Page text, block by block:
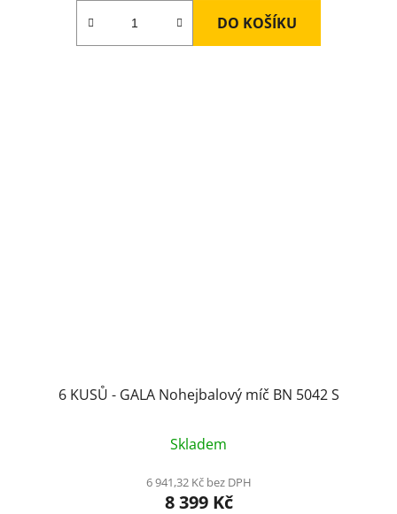
DO KOŠÍKU
6 KUSŮ - GALA Nohejbalový míč BN 5042 S
Skladem
6 941,32 Kč bez DPH
8 399 Kč